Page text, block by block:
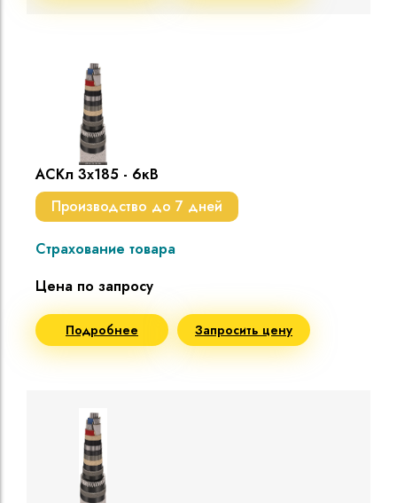
АСКл 3х185 - 6кВ
Производство до 7 дней
Страхование товара
Цена по запросу
Подробнее Запросить цену